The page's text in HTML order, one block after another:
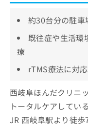
約30台分の駐車
既往症や生活環
療
rTMS療法に対応
西岐阜ほんだクリニ
トータルケアしてい
JR 西岐阜駅より徒